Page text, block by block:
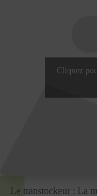
Cliquez
Le transtockeur : La